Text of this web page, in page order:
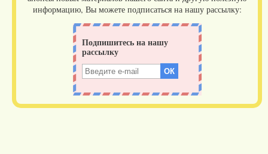
информацию, Вы можете подписаться на нашу рассылку: